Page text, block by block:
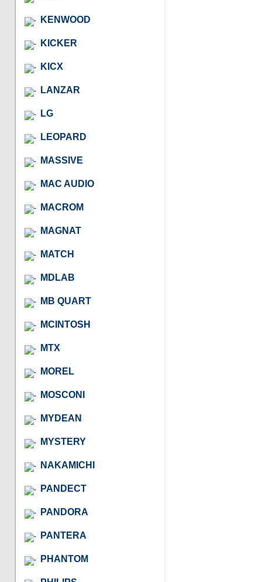
KENWOOD
KICKER
KICX
LANZAR
LG
LEOPARD
MASSIVE
MAC AUDIO
MACROM
MAGNAT
MATCH
MDLAB
MB QUART
MCINTOSH
MTX
MOREL
MOSCONI
MYDEAN
MYSTERY
NAKAMICHI
PANDECT
PANDORA
PANTERA
PHANTOM